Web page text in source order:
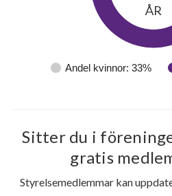
Andel kvinnor: 33%
ÅR
Sitter du i
gratis
Styrelsemedlemmar kan